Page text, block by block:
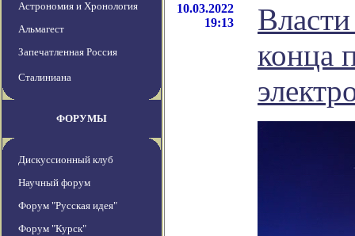
Астрономия и Хронология
Альмагест
Запечатленная Россия
Сталиниана
ФОРУМЫ
Дискуссионный клуб
Научный форум
Форум "Русская идея"
Форум "Курск"
10.03.2022
19:13
конца